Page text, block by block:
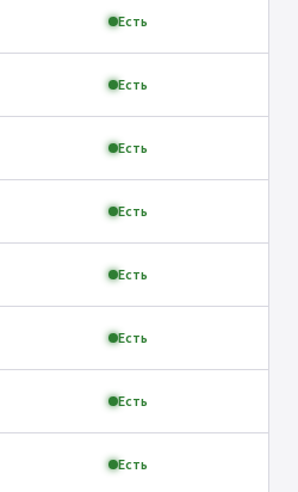
Есть
Есть
Есть
Есть
Есть
Есть
Есть
Есть